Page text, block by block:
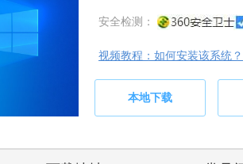
安全检测：
视频教程：如何安装该系统？
本地下载